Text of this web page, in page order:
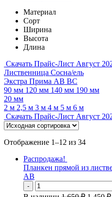
Материал
Сорт
Ширина
Высота
Длина
Скачать Прайс-Лист Август
Лиственница Сосна/ель
Экстра Прима АВ ВС
90 мм 120 мм 140 мм 190 мм
20 мм
2 м 2,5 м 3 м 4 м 5 м 6 м
Скачать Прайс-Лист Август
Отображение 1–12 из 34
Распродажа!
Планкен прямой из
АВ
-